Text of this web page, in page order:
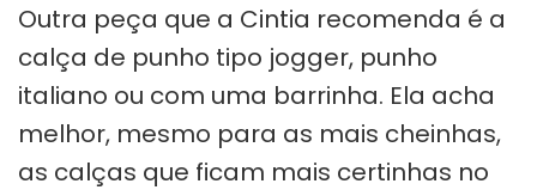
Outra peça que a Cintia recomenda é a
calça de punho tipo jogger, punho
italiano ou com uma barrinha. Ela acha
melhor, mesmo para as mais cheinhas,
as calças que ficam mais certinhas no